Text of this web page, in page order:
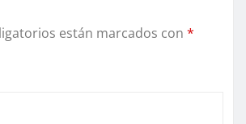
están marcados con *